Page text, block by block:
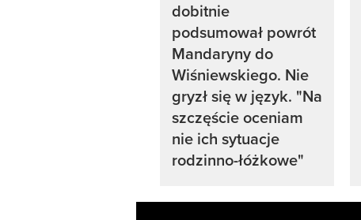
dobitnie
podsumował powrót
Mandaryny do
Wiśniewskiego. Nie
gryzł się w język. "Na
szczęście oceniam
nie ich sytuacje
rodzinno-łóżkowe"